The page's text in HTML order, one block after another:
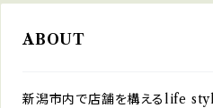
ABOUT
新潟市内で店舗を構えるlife